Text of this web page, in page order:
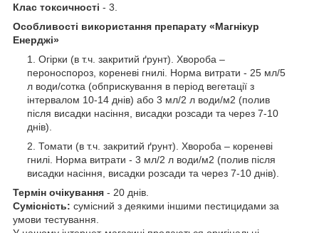
Клас токсичності - 3.
Особливості використання препарату «Магнікур
Енерджі»
Огірки (в т.ч. закритий ґрунт). Хвороба –
пероноспороз, кореневі гнилі. Норма витрати - 25 мл/5
л води/сотка (обприскування в період вегетації з
інтервалом 10-14 днів) або 3 мл/2 л води/м2 (полив
після висадки насіння, висадки розсади та через 7-10
днів).
Томати (в т.ч. закритий ґрунт). Хвороба – кореневі
гнилі. Норма витрати - 3 мл/2 л води/м2 (полив після
висадки насіння, висадки розсади та через 7-10 днів).
Термін очікування - 20 днів.
Сумісність: сумісний з деякими іншими пестицидами за
умови тестування.